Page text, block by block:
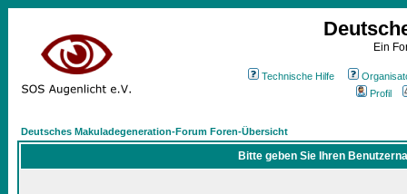
Ein
Technische Hilfe
Profil
Deutsches Makuladegeneration-Forum Foren-Übersicht
Bitte geben Sie Ihren